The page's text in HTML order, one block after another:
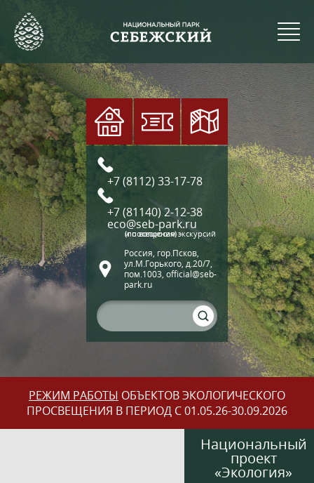
+7 (8112) 33-17-78
+7 (81140) 2-12-38
eco@seb-park.ru
(по вопросам экскурсий и посещения)
Россия, гор.Псков,
ул.М.Горького, д.20/7,
пом.1003, official@seb-
park.ru
РЕЖИМ РАБОТЫ ОБЪЕКТОВ ЭКОЛОГИЧЕСКОГО
ПРОСВЕЩЕНИЯ В ПЕРИОД С 01.05.26-30.09.2026
Национальный
проект
«Экология»